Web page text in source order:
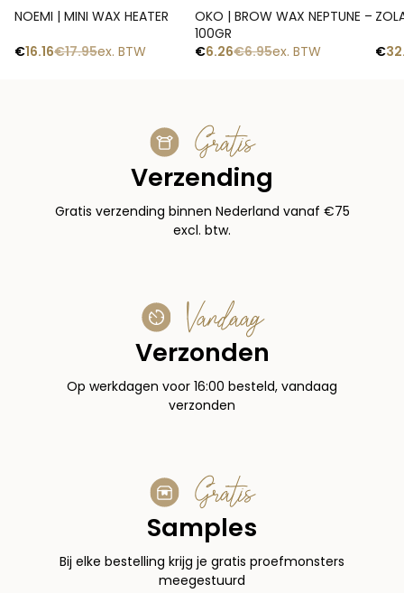
NOEMI | MINI WAX HEATER
€17.95
€16.16 ex. BTW
OKO | BROW WAX NEPTUNE –
100GR
€6.95
€6.26 ex. BTW
€
Gratis
Verzending
Gratis verzending binnen Nederland vanaf €75
excl. btw.
Vandaag
Verzonden
Op werkdagen voor 16:00 besteld, vandaag
verzonden
Gratis
Samples
Bij elke bestelling krijg je gratis proefmonsters
meegestuurd